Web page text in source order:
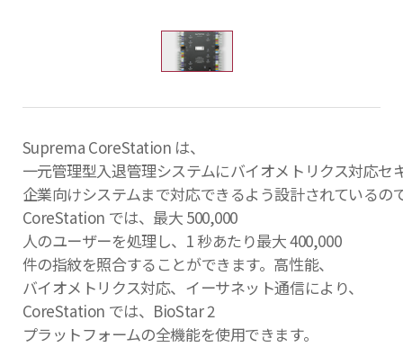
Suprema CoreStation は、
一元管理型入退管理システムにバイオメトリクス対応
企業向けシステムまで対応できるよう設計されているの
CoreStation では、最大 500,000
人のユーザーを処理し、1 秒あたり最大 400,000
件の指紋を照合することができます。高性能、
バイオメトリクス対応、イーサネット通信により、
CoreStation では、BioStar 2
プラットフォームの全機能を使用できます。